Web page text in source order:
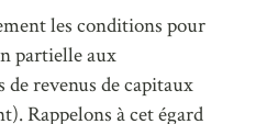
les conditions pour
partielle aux
de revenus de capitaux
Rappelons à cet égard